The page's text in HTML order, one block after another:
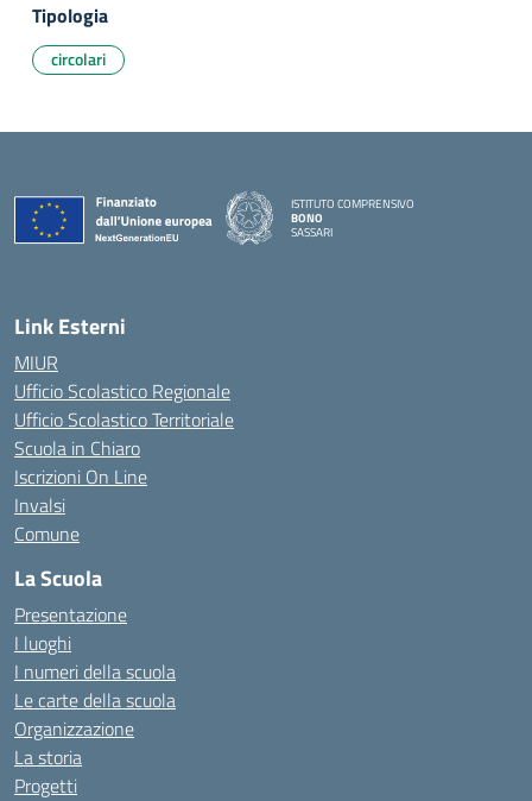
Tipologia
circolari
ISTITUTO COMPRENSIVO
BONO
SASSARI
Link Esterni
MIUR
Ufficio Scolastico Regionale
Ufficio Scolastico Territoriale
Scuola in Chiaro
Iscrizioni On Line
Invalsi
Comune
La Scuola
Presentazione
I luoghi
I numeri della scuola
Le carte della scuola
Organizzazione
La storia
Progetti